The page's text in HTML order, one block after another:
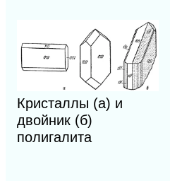
Кристаллы (а) и
двойник (б)
полигалита